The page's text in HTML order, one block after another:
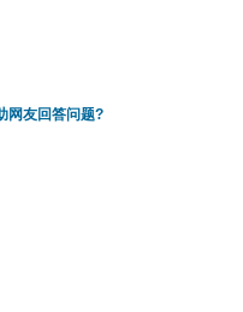
网友回答问题?